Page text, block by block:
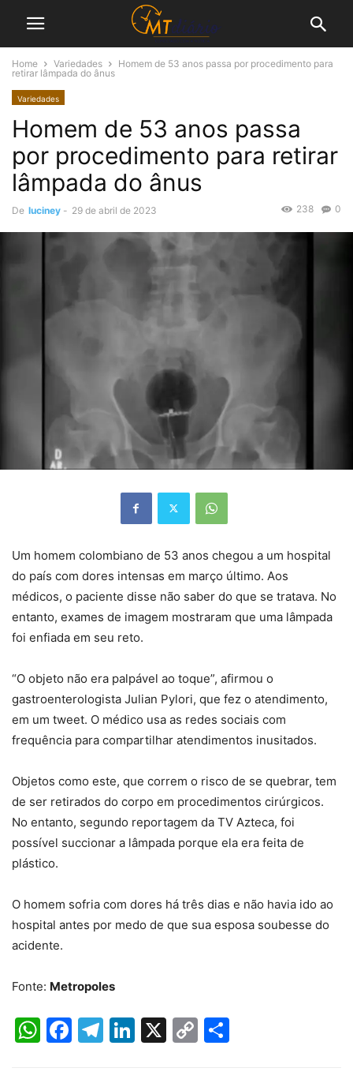
Home Variedades
Homem de 53 anos passa por procedimento para
retirar lâmpada do ânus
Variedades
Homem de 53 anos passa
por procedimento para retirar
lâmpada do ânus
De luciney - 29 de abril de 2023 0
238
Um homem colombiano de 53 anos chegou a um hospital
do país com dores intensas em março último. Aos
médicos, o paciente disse não saber do que se tratava. No
entanto, exames de imagem mostraram que uma lâmpada
foi enfiada em seu reto.
“O objeto não era palpável ao toque”, afirmou o
gastroenterologista Julian Pylori, que fez o atendimento,
em um tweet. O médico usa as redes sociais com
frequência para compartilhar atendimentos inusitados.
Objetos como este, que correm o risco de se quebrar, tem
de ser retirados do corpo em procedimentos cirúrgicos.
No entanto, segundo reportagem da TV Azteca, foi
possível succionar a lâmpada porque ela era feita de
plástico.
O homem sofria com dores há três dias e não havia ido ao
hospital antes por medo de que sua esposa soubesse do
acidente.
Fonte: Metropoles
WhatsApp
Facebook
Telegram
LinkedIn
X
Copy